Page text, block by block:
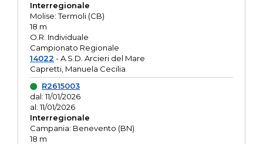
Interregionale
Molise: Termoli (CB)
18 m
O.R. Individuale
Campionato Regionale
14022 - A.S.D. Arcieri del Mare
Capretti, Manuela Cecilia
R2615003
dal: 11/01/2026
al: 11/01/2026
Interregionale
Campania: Benevento (BN)
18 m